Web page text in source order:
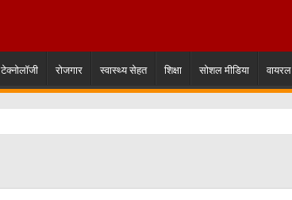
टेक्नोलॉजी रोजगार स्वास्थ्य सेहत शिक्षा सोशल मीडिया वायरल